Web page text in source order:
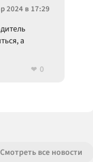
2024 в 17:29
а
0
Смотреть все новости